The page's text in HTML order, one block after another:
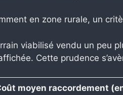
en zone rurale, un
viabilisé vendu un peu
Cette prudence
moyen raccordement